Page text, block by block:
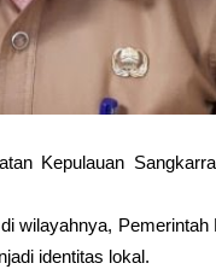
Kepulauan
wilayahnya,
identitas lokal.